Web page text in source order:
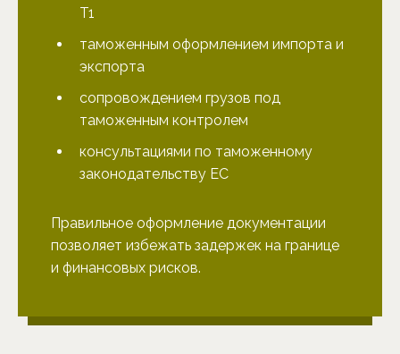
T1
таможенным оформлением импорта и
экспорта
сопровождением грузов под
таможенным контролем
консультациями по таможенному
законодательству ЕС
Правильное оформление документации
позволяет избежать задержек на границе
и финансовых рисков.